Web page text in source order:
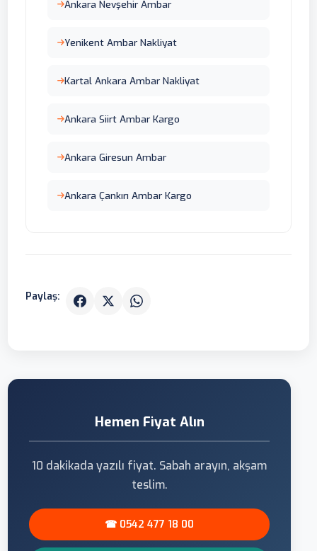
Ankara Nevşehir Ambar
Yenikent Ambar Nakliyat
Kartal Ankara Ambar Nakliyat
Ankara Siirt Ambar Kargo
Ankara Giresun Ambar
Ankara Çankırı Ambar Kargo
Paylaş:
Hemen Fiyat Alın
10 dakikada yazılı fiyat. Sabah arayın, akşam
teslim.
☎ 0542 477 18 00